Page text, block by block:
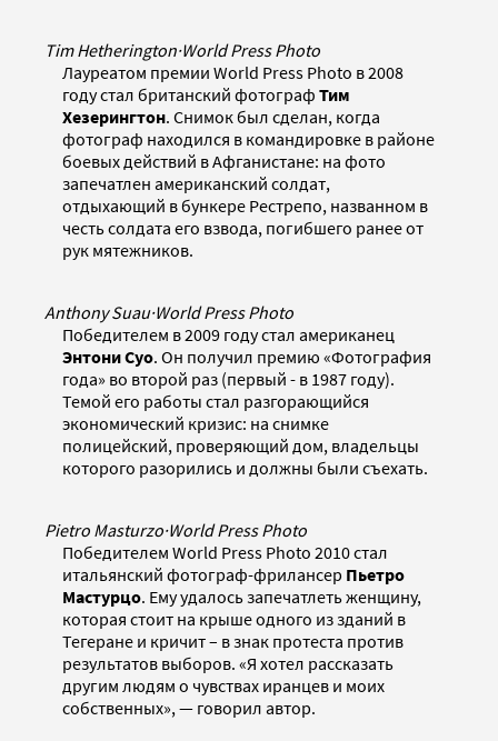
Tim Hetherington·World Press Photo
Лауреатом премии World Press Photo в 2008
году стал британский фотограф Тим
Хезерингтон. Снимок был сделан, когда
фотограф находился в командировке в районе
боевых действий в Афганистане: на фото
запечатлен американский солдат,
отдыхающий в бункере Рестрепо, названном в
честь солдата его взвода, погибшего ранее от
рук мятежников.
Anthony Suau·World Press Photo
Победителем в 2009 году стал американец
Энтони Суо. Он получил премию «Фотография
года» во второй раз (первый - в 1987 году).
Темой его работы стал разгорающийся
экономический кризис: на снимке
полицейский, проверяющий дом, владельцы
которого разорились и должны были съехать.
Pietro Masturzo·World Press Photo
Победителем World Press Photo 2010 стал
итальянский фотограф-фрилансер Пьетро
Мастурцо. Ему удалось запечатлеть женщину,
которая стоит на крыше одного из зданий в
Тегеране и кричит – в знак протеста против
результатов выборов. «Я хотел рассказать
другим людям о чувствах иранцев и моих
собственных», — говорил автор.